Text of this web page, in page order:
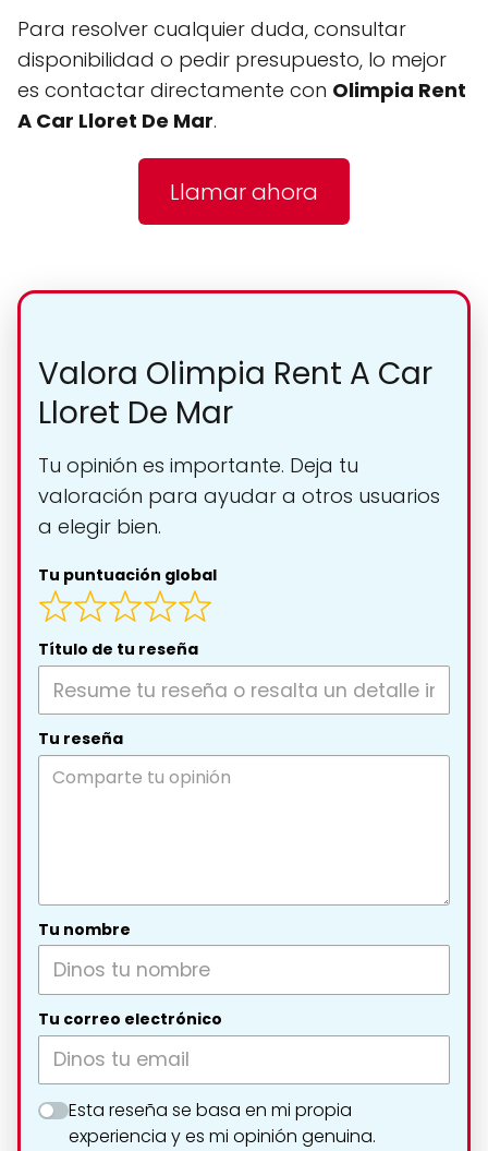
Para resolver cualquier duda, consultar
disponibilidad o pedir presupuesto, lo mejor
es contactar directamente con Olimpia Rent
A Car Lloret De Mar.
Llamar ahora
Valora Olimpia Rent A Car
Lloret De Mar
Tu opinión es importante. Deja tu
valoración para ayudar a otros usuarios
a elegir bien.
Tu puntuación global
Título de tu reseña
Tu reseña
Tu nombre
Tu correo electrónico
Esta reseña se basa en mi propia
experiencia y es mi opinión genuina.